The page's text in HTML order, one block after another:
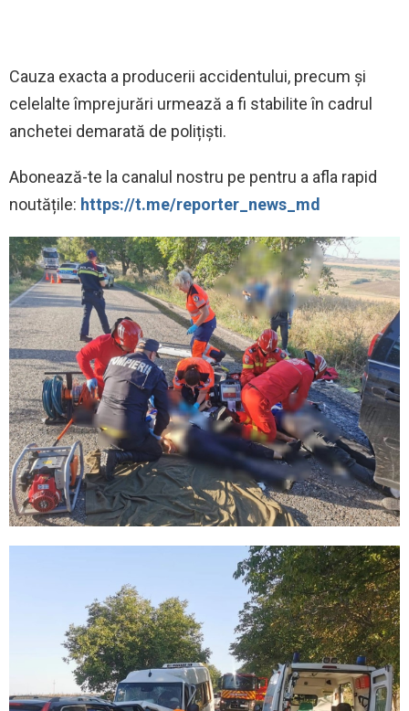
Cauza exacta a producerii accidentului, precum și
celelalte împrejurări urmează a fi stabilite în cadrul
anchetei demarată de polițiști.
‍Abonează-te la canalul nostru pe pentru a afla rapid
noutățile: https://t.me/reporter_news_md